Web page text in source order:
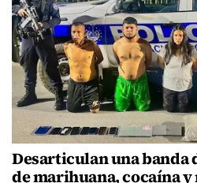
Desarticulan una banda
de marihuana, cocaína